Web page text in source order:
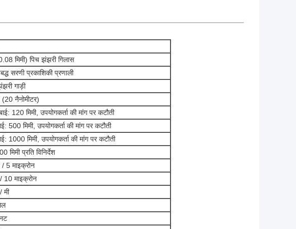
मिमी) पिच झंझरी गिलास
सरणी प्रकाशिकी प्रणाली
गाड़ी
नैनोमीटर)
120 मिमी, उपयोगकर्ता की मांग पर कटौती
500 मिमी, उपयोगकर्ता की मांग पर कटौती
1000 मिमी, उपयोगकर्ता की मांग पर कटौती
मिमी प्रति विनिर्देश
5 माइक्रोन
10 माइक्रोन
मी